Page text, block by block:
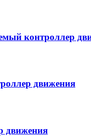
контроллер
движения
движения